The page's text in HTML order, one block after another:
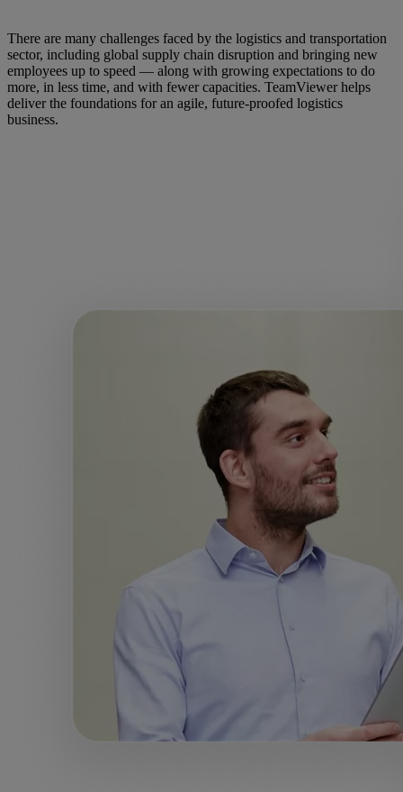
There are many challenges faced by the logistics and transportation
sector, including global supply chain disruption and bringing new
employees up to speed — along with growing expectations to do
more, in less time, and with fewer capacities. TeamViewer helps
deliver the foundations for an agile, future-proofed logistics
business.